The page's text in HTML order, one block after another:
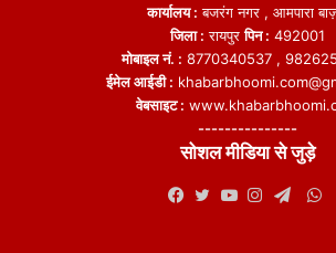
कार्यालय : बजरंग नगर , आमपारा
जिला : रायपुरपिन : 492001
मोबाइल नं. : 8770340537 ,
ईमेल आईडी :
वेबसाइट :
---------------
सोशल मीडिया से जुड़े